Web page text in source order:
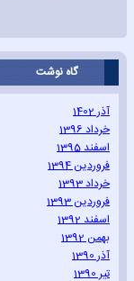
گاه نوشت
آذر 1402
خرداد 1396
اسفند 1395
فروردین 1394
خرداد 1393
فروردین 1393
اسفند 1392
بهمن 1392
آذر 1390
تیر 1390